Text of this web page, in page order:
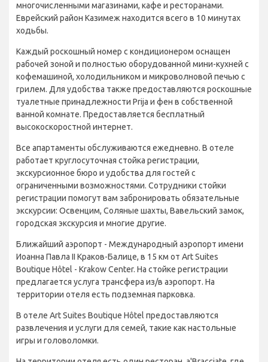
многочисленными магазинами, кафе и ресторанами.
Еврейский район Казимеж находится всего в 10 минутах
ходьбы.
Каждый роскошный номер с кондиционером оснащен
рабочей зоной и полностью оборудованной мини-кухней с
кофемашиной, холодильником и микроволновой печью с
грилем. Для удобства также предоставляются роскошные
туалетные принадлежности Prija и фен в собственной
ванной комнате. Предоставляется бесплатный
высокоскоростной интернет.
Все апартаменты обслуживаются ежедневно. В отеле
работает круглосуточная стойка регистрации,
экскурсионное бюро и удобства для гостей с
ограниченными возможностями. Сотрудники стойки
регистрации помогут вам забронировать обязательные
экскурсии: Освенцим, Соляные шахты, Вавельский замок,
городская экскурсия и многие другие.
Ближайший аэропорт - Международный аэропорт имени
Иоанна Павла II Краков-Балице, в 15 км от Art Suites
Boutique Hôtel - Krakow Center. На стойке регистрации
предлагается услуга трансфера из/в аэропорт. На
территории отеля есть подземная парковка.
В отеле Art Suites Boutique Hôtel предоставляются
развлечения и услуги для семей, такие как настольные
игры и головоломки.